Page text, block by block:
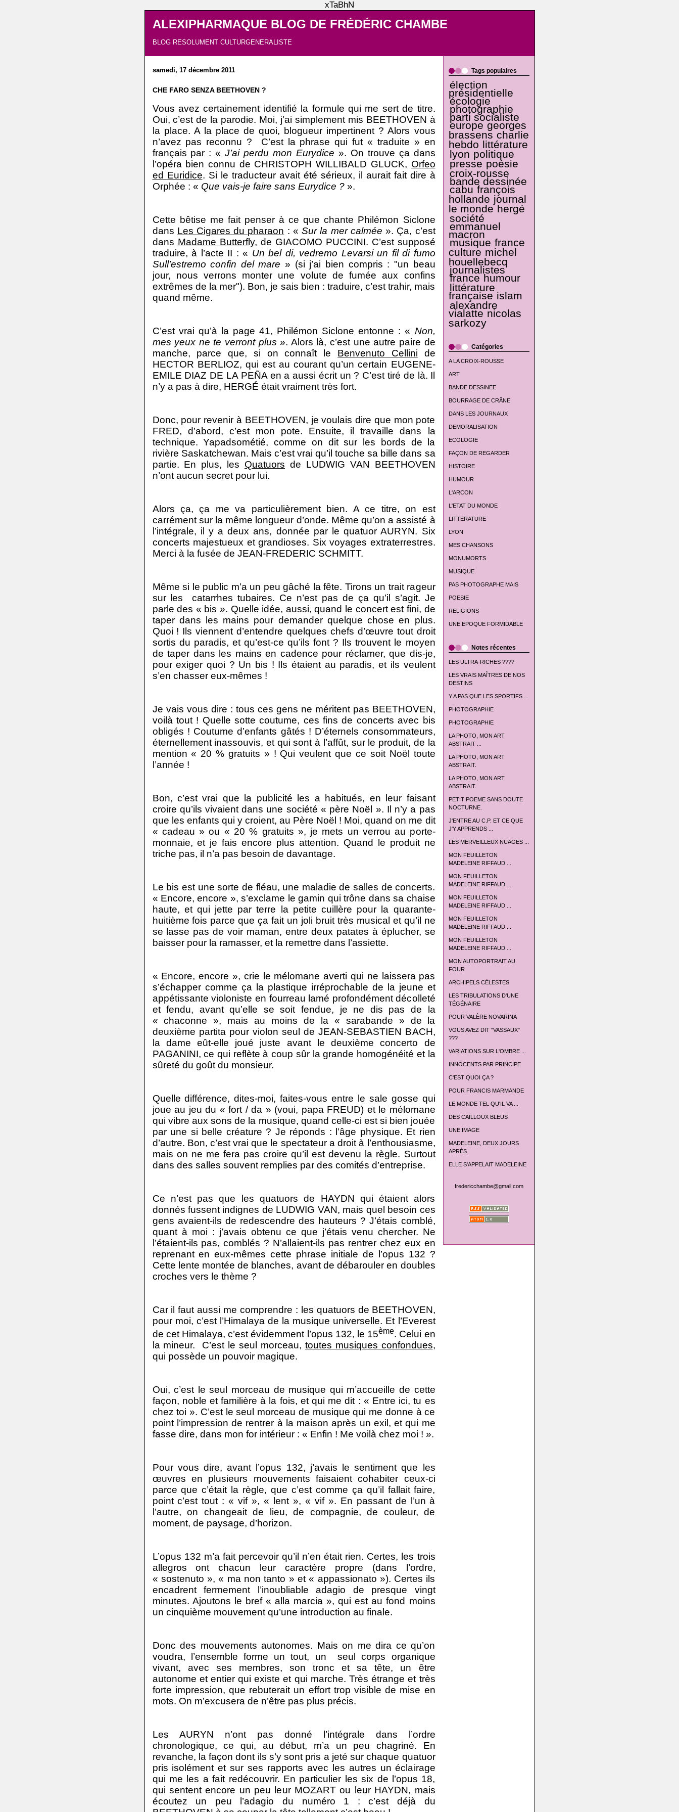
xTaBhN
ALEXIPHARMAQUE BLOG DE FRÉDÉRIC CHAMBE
BLOG RESOLUMENT CULTURGENERALISTE
Tags populaires
élection
présidentielle
écologie
photographie
parti socialiste
europe georges
brassens charlie
hebdo littérature
lyon politique
presse poésie
croix-rousse
bande dessinée
cabu françois
hollande journal
le monde hergé
société
emmanuel
macron
musique france
culture michel
houellebecq
journalistes
france humour
littérature
française islam
alexandre
vialatte nicolas
sarkozy
Catégories
A LA CROIX-ROUSSE
ART
BANDE DESSINEE
BOURRAGE DE CRÂNE
DANS LES JOURNAUX
DEMORALISATION
ECOLOGIE
FAÇON DE REGARDER
HISTOIRE
HUMOUR
L'ARCON
L'ETAT DU MONDE
LITTERATURE
LYON
MES CHANSONS
MONUMORTS
MUSIQUE
PAS PHOTOGRAPHE MAIS
POESIE
RELIGIONS
UNE EPOQUE FORMIDABLE
Notes récentes
LES ULTRA-RICHES ????
LES VRAIS MAÎTRES DE NOS
DESTINS
Y A PAS QUE LES SPORTIFS ...
PHOTOGRAPHIE
PHOTOGRAPHIE
LA PHOTO, MON ART
ABSTRAIT ...
LA PHOTO, MON ART
ABSTRAIT.
LA PHOTO, MON ART
ABSTRAIT.
PETIT POEME SANS DOUTE
NOCTURNE.
J'ENTRE AU C.P. ET CE QUE
J'Y APPRENDS ...
LES MERVEILLEUX NUAGES ...
MON FEUILLETON
MADELEINE RIFFAUD ...
MON FEUILLETON
MADELEINE RIFFAUD ...
MON FEUILLETON
MADELEINE RIFFAUD ...
MON FEUILLETON
MADELEINE RIFFAUD ...
MON FEUILLETON
MADELEINE RIFFAUD ...
MON AUTOPORTRAIT AU
FOUR
ARCHIPELS CÉLESTES
LES TRIBULATIONS D'UNE
TÉGÉNAIRE
POUR VALÈRE NOVARINA
VOUS AVEZ DIT "VASSAUX"
???
VARIATIONS SUR L'OMBRE ...
INNOCENTS PAR PRINCIPE
C'EST QUOI ÇA ?
POUR FRANCIS MARMANDE
LE MONDE TEL QU'IL VA ...
DES CAILLOUX BLEUS
UNE IMAGE
MADELEINE, DEUX JOURS
APRÈS.
ELLE S'APPELAIT MADELEINE
fredericchambe@gmail.com
samedi, 17 décembre 2011
CHE FARO SENZA BEETHOVEN ?
Vous avez certainement identifié la formule qui me sert de titre.
Oui, c’est de la parodie. Moi, j’ai simplement mis BEETHOVEN à
la place. A la place de quoi, blogueur impertinent ? Alors vous
n’avez pas reconnu ?
C’est la phrase qui fut « traduite » en
français par : «J’ai perdu mon Eurydice ». On trouve ça dans
l’opéra bien connu de CHRISTOPH WILLIBALD GLUCK, Orfeo
ed Euridice. Si le traducteur avait été sérieux, il aurait fait dire à
Orphée : « Que vais-je faire sans Eurydice ?».
Cette bêtise me fait penser à ce que chante Philémon Siclone
dans Les Cigares du pharaon : «Sur la mer calmée ». Ça, c’est
dans Madame Butterfly, de GIACOMO PUCCINI. C’est supposé
traduire, à l’acte II : « Un bel di, vedremo Levarsi un fil di fumo
Sull’estremo confin del mare » (si j’ai bien compris : "un beau
jour, nous verrons monter une volute de fumée aux confins
extrêmes de la mer"). Bon, je sais bien : traduire, c’est trahir, mais
quand même.
C’est vrai qu’à la page 41, Philémon Siclone entonne : « Non,
mes yeux ne te verront plus ». Alors là, c’est une autre paire de
manche, parce que, si on connaît le Benvenuto Cellini de
HECTOR BERLIOZ, qui est au courant qu’un certain EUGENE-
EMILE DIAZ DE LA PEÑA en a aussi écrit un ? C’est tiré de là. Il
n’y a pas à dire, HERGÉ était vraiment très fort.
Donc, pour revenir à BEETHOVEN, je voulais dire que mon pote
FRED, d’abord, c’est mon pote. Ensuite, il travaille dans la
technique. Yapadsométié, comme on dit sur les bords de la
rivière Saskatchewan. Mais c’est vrai qu’il touche sa bille dans sa
partie. En plus, les Quatuors de LUDWIG VAN BEETHOVEN
n’ont aucun secret pour lui.
Alors ça, ça me va particulièrement bien. A ce titre, on est
carrément sur la même longueur d’onde. Même qu’on a assisté à
l’intégrale, il y a deux ans, donnée par le quatuor AURYN. Six
concerts majestueux et grandioses. Six voyages extraterrestres.
Merci à la fusée de JEAN-FREDERIC SCHMITT.
Même si le public m’a un peu gâché la fête. Tirons un trait rageur
sur les
catarrhes tubaires. Ce n’est pas de ça qu’il s’agit. Je
parle des « bis ». Quelle idée, aussi, quand le concert est fini, de
taper dans les mains pour demander quelque chose en plus.
Quoi ! Ils viennent d’entendre quelques chefs d’œuvre tout droit
sortis du paradis, et qu’est-ce qu’ils font ? Ils trouvent le moyen
de taper dans les mains en cadence pour réclamer, que dis-je,
pour exiger quoi ? Un bis ! Ils étaient au paradis, et ils veulent
s’en chasser eux-mêmes !
Je vais vous dire : tous ces gens ne méritent pas BEETHOVEN,
voilà tout ! Quelle sotte coutume, ces fins de concerts avec bis
obligés ! Coutume d’enfants gâtés ! D’éternels consommateurs,
éternellement inassouvis, et qui sont à l’affût, sur le produit, de la
mention « 20 % gratuits » ! Qui veulent que ce soit Noël toute
l’année !
Bon, c’est vrai que la publicité les a habitués, en leur faisant
croire qu’ils vivaient dans une société « père Noël ». Il n’y a pas
que les enfants qui y croient, au Père Noël ! Moi, quand on me dit
« cadeau » ou « 20 % gratuits », je mets un verrou au porte-
monnaie, et je fais encore plus attention. Quand le produit ne
triche pas, il n’a pas besoin de davantage.
Le bis est une sorte de fléau, une maladie de salles de concerts.
« Encore, encore », s’exclame le gamin qui trône dans sa chaise
haute, et qui jette par terre la petite cuillère pour la quarante-
huitième fois parce que ça fait un joli bruit très musical et qu’il ne
se lasse pas de voir maman, entre deux patates à éplucher, se
baisser pour la ramasser, et la remettre dans l’assiette.
« Encore, encore », crie le mélomane averti qui ne laissera pas
s’échapper comme ça la plastique irréprochable de la jeune et
appétissante violoniste en fourreau lamé profondément décolleté
et fendu, avant qu’elle se soit fendue, je ne dis pas de la
« chaconne », mais au moins de la « sarabande » de la
deuxième partita pour violon seul de JEAN-SEBASTIEN BACH,
la dame eût-elle joué juste avant le deuxième concerto de
PAGANINI, ce qui reflète à coup sûr la grande homogénéité et la
sûreté du goût du monsieur.
Quelle différence, dites-moi, faites-vous entre le sale gosse qui
joue au jeu du « fort / da » (voui, papa FREUD) et le mélomane
qui vibre aux sons de la musique, quand celle-ci est si bien jouée
par une si belle créature ? Je réponds : l’âge physique. Et rien
d’autre. Bon, c’est vrai que le spectateur a droit à l’enthousiasme,
mais on ne me fera pas croire qu’il est devenu la règle. Surtout
dans des salles souvent remplies par des comités d’entreprise.
Ce n’est pas que les quatuors de HAYDN qui étaient alors
donnés fussent indignes de LUDWIG VAN, mais quel besoin ces
gens avaient-ils de redescendre des hauteurs ? J’étais comblé,
quant à moi : j’avais obtenu ce que j’étais venu chercher. Ne
l’étaient-ils pas, comblés ? N’allaient-ils pas rentrer chez eux en
reprenant en eux-mêmes cette phrase initiale de l’opus 132 ?
Cette lente montée de blanches, avant de débarouler en doubles
croches vers le thème ?
Car il faut aussi me comprendre : les quatuors de BEETHOVEN,
pour moi, c’est l’Himalaya de la musique universelle. Et l’Everest
de cet Himalaya, c’est évidemment l’opus 132, le 15ème. Celui en
la mineur.
C’est le seul morceau, toutes musiques confondues,
qui possède un pouvoir magique.
Oui, c’est le seul morceau de musique qui m’accueille de cette
façon, noble et familière à la fois, et qui me dit : « Entre ici, tu es
chez toi ». C’est le seul morceau de musique qui me donne à ce
point l’impression de rentrer à la maison après un exil, et qui me
fasse dire, dans mon for intérieur : « Enfin ! Me voilà chez moi ! ».
Pour vous dire, avant l’opus 132, j’avais le sentiment que les
œuvres en plusieurs mouvements faisaient cohabiter ceux-ci
parce que c’était la règle, que c’est comme ça qu’il fallait faire,
point c’est tout : « vif », « lent », « vif ». En passant de l’un à
l’autre, on changeait de lieu, de compagnie, de couleur, de
moment, de paysage, d’horizon.
L’opus 132 m’a fait percevoir qu’il n’en était rien. Certes, les trois
allegros ont chacun leur caractère propre (dans l’ordre,
« sostenuto », « ma non tanto » et « appassionato »). Certes ils
encadrent fermement l’inoubliable adagio de presque vingt
minutes. Ajoutons le bref « alla marcia », qui est au fond moins
un cinquième mouvement qu’une introduction au finale.
Donc des mouvements autonomes. Mais on me dira ce qu’on
voudra, l’ensemble forme un tout, un
seul corps organique
vivant, avec ses membres, son tronc et sa tête, un être
autonome et entier qui existe et qui marche. Très étrange et très
forte impression, que rebuterait un effort trop visible de mise en
mots. On m’excusera de n’être pas plus précis.
Les AURYN n’ont pas donné l’intégrale dans l’ordre
chronologique, ce qui, au début, m’a un peu chagriné. En
revanche, la façon dont ils s’y sont pris a jeté sur chaque quatuor
pris isolément et sur ses rapports avec les autres un éclairage
qui me les a fait redécouvrir. En particulier les six de l’opus 18,
qui sentent encore un peu leur MOZART ou leur HAYDN, mais
écoutez un peu l’adagio du numéro 1 : c’est déjà du